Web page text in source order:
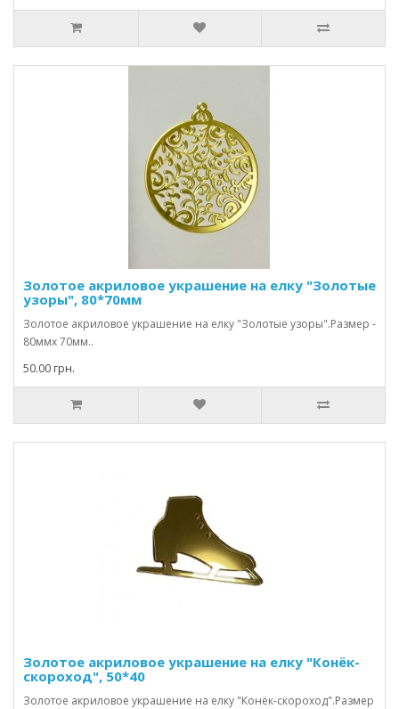
Золотое акриловое украшение на елку "Золотые
узоры", 80*70мм
Золотое акриловое украшение на елку "Золотые узоры".Размер -
80ммх 70мм..
50.00 грн.
Золотое акриловое украшение на елку "Конёк-
скороход", 50*40
Золотое акриловое украшение на елку "Конёк-скороход".Размер